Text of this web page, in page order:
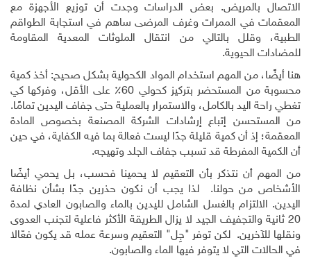
الاتصال بالمريض. بعض الدراسات وجدت أن توزيع الأجهزة مع
المعقمات في الممرات وغرف المرضى ساهم في استجابة الطواقم
الطبية، وقلل بالتالي من انتقال الملوثات المعدية المقاومة
للمضادات الحيوية.
هنا أيضًا، من المهم استخدام المواد الكحولية بشكل صحيح: أخذ كمية
محسوبة من المستحضر بتركيز كحولي 60٪ على الأقل، وفركها كي
تغطي راحة اليد بالكامل، والاستمرار بالعملية حتى جفاف اليدين تمامًا.
من المستحسن إتباع إرشادات الشركة المصنعة بخصوص المادة
المعقمة؛ إذ أن كمية قليلة جدًا ليست فعالة بما فيه الكفاية، في حين
أن الكمية المفرطة قد تسبب جفاف الجلد وتهيجه.
من المهم أن نتذكر بأن التعقيم لا يحمينا فحسب، بل يحمي أيضًا
الأشخاص من حولنا. لذا يجب أن نكون حذرين جدًا بشأن نظافة
اليدين. الالتزام بالغسل الشامل لليدين بالماء والصابون العادي لمدة
20 ثانية والتجفيف الجيد لا يزال الطريقة الأكثر فاعلية لتجنب العدوى
ونقلها للآخرين. لكن توفر "جِل" التعقيم وسرعة عمله قد يكون فعّالا
في الحالات التي لا يتوفر فيها الماء والصابون.